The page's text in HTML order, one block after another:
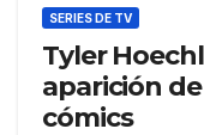
SERIES DE TV
Tyler
aparición
cómics